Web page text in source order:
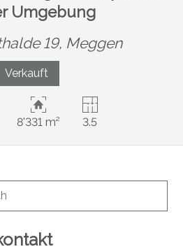
Umgebung
19, Meggen
Verkauft
8'331 m² 3.5